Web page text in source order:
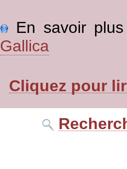
En savoir
Gallica
Cliquez pour